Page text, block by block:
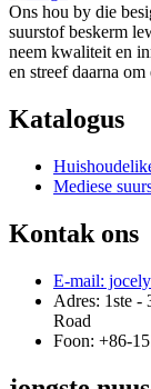
Ons hou by die
suurstof beskerm
neem kwaliteit en
en streef daarna
Katalogus
Mediese
Kontak ons
E-mail:
Adres: 1ste -
Road
Foon: +86-